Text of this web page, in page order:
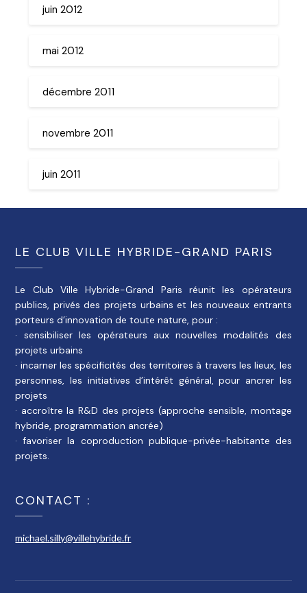
juin 2012
mai 2012
décembre 2011
novembre 2011
juin 2011
LE CLUB VILLE HYBRIDE-GRAND PARIS
Le Club Ville Hybride-Grand Paris réunit les opérateurs
publics, privés des projets urbains et les nouveaux entrants
porteurs d’innovation de toute nature, pour :
· sensibiliser les opérateurs aux nouvelles modalités des
projets urbains
· incarner les spécificités des territoires à travers les lieux, les
personnes, les initiatives d’intérêt général, pour ancrer les
projets
· accroître la R&D des projets (approche sensible, montage
hybride, programmation ancrée)
· favoriser la coproduction publique-privée-habitante des
projets.
CONTACT :
michael.silly@villehybride.fr